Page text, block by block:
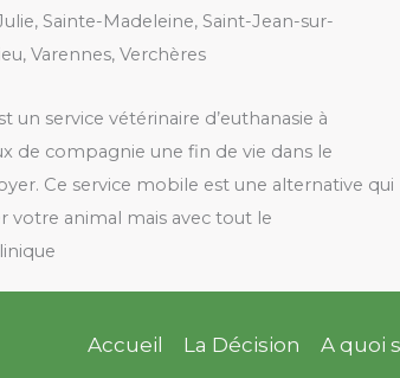
Sainte-Madeleine, Saint-Jean-sur-
Varennes, Verchères
un service vétérinaire d’euthanasie à
de compagnie une fin de vie dans le
Ce service mobile est une alternative qui
votre animal mais avec tout le
Accueil La Décision A quoi